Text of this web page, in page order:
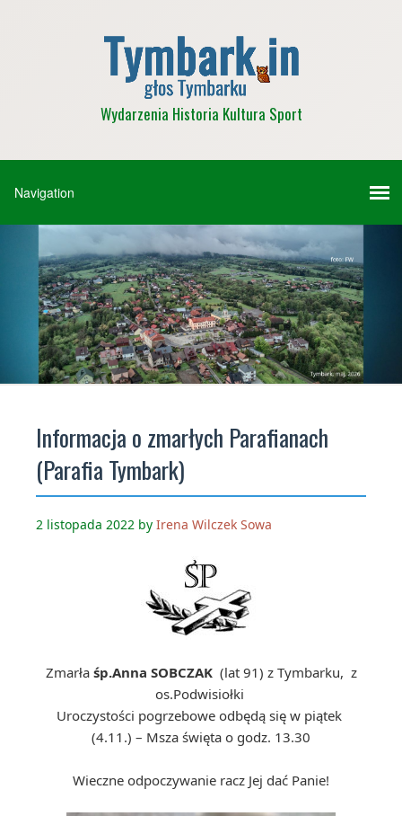
Wydarzenia Historia Kultura Sport
Informacja o zmarłych Parafianach
(Parafia Tymbark)
2 listopada 2022 by Irena Wilczek Sowa
Zmarła śp.Anna SOBCZAK (lat 91) z Tymbarku, z
os.Podwisiołki
Uroczystości pogrzebowe odbędą się w piątek
(4.11.) – Msza święta o godz. 13.30
Wieczne odpoczywanie racz Jej dać Panie!